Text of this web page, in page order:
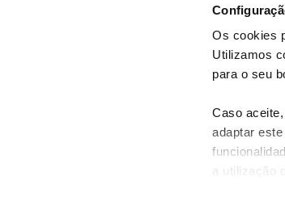
Os cookies
Utilizamos
para o seu
Caso
adaptar
a utilização